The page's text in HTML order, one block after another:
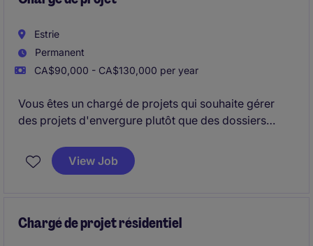
Estrie
Permanent
CA$90,000 - CA$130,000 per year
Vous êtes un chargé de projets qui souhaite gérer
des projets d'envergure plutôt que des dossiers
View Job
Chargé de projet résidentiel